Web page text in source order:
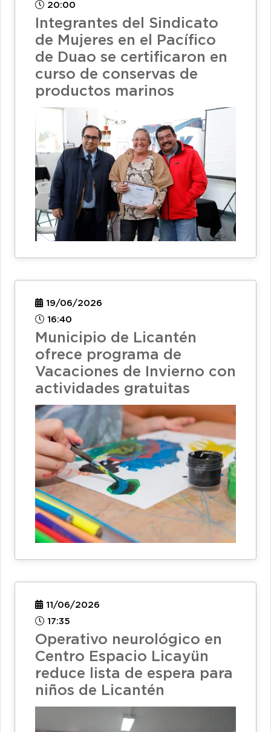
20:00
Integrantes del Sindicato
de Mujeres en el Pacífico
de Duao se certificaron en
curso de conservas de
productos marinos
19/06/2026
16:40
Municipio de Licantén
ofrece programa de
Vacaciones de Invierno con
actividades gratuitas
11/06/2026
17:35
Operativo neurológico en
Centro Espacio Licayün
reduce lista de espera para
niños de Licantén